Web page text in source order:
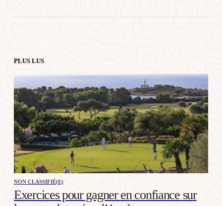
PLUS LUS
NON CLASSIFIÉ(E)
Exercices pour gagner en confiance sur